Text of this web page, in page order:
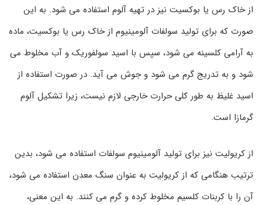
از خاک رس یا بوکسیت نیز در تهیه آلوم استفاده می شود. به این
صورت که برای تولید سولفات آلومینیوم از خاک رس یا بوکسیت، ماده
به آرامی کلسینه می شود، سپس با اسید سولفوریک و آب مخلوط می
شود و به تدریج گرم می شود و جوش می آید. در صورت استفاده از
اسید غلیظ به طور کلی حرارت خارجی لازم نیست، زیرا تشکیل آلوم
گرمازا است.
از کریولیت نیز برای تولید آلومینیوم سولفات استفاده می شود، بدین
ترتیب هنگامی که از کریولیت به عنوان سنگ معدن استفاده می شود،
آن را با کربنات کلسیم مخلوط کرده و گرم می کنند. به این معنی،